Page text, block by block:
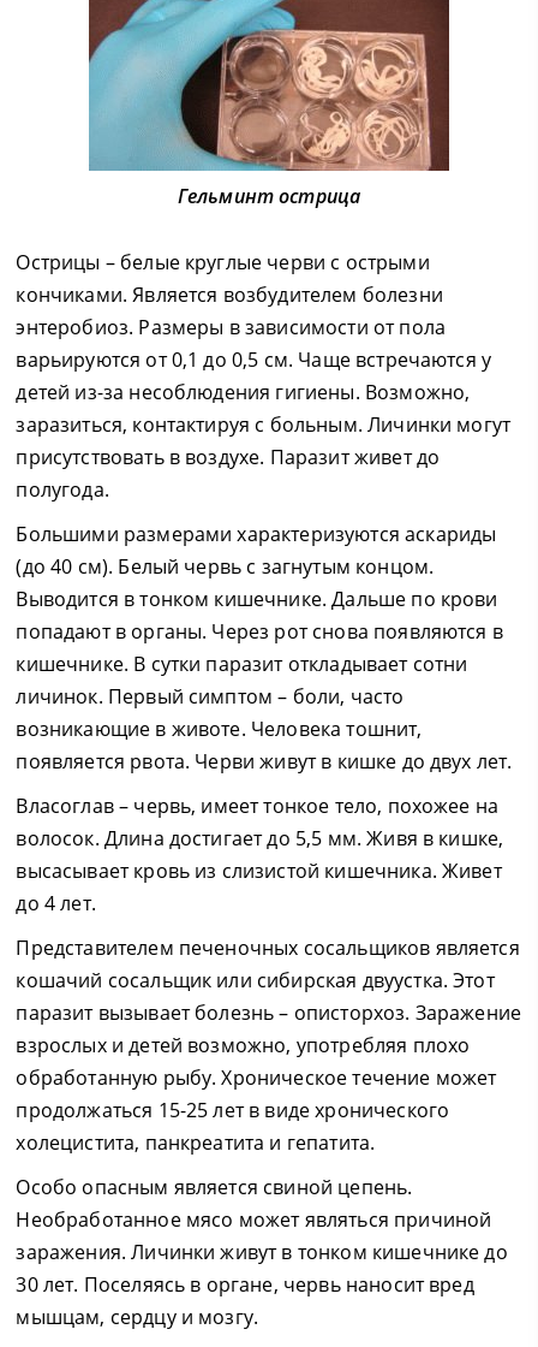
Гельминт острица
Острицы – белые круглые черви с острыми
кончиками. Является возбудителем болезни
энтеробиоз. Размеры в зависимости от пола
варьируются от 0,1 до 0,5 см. Чаще встречаются у
детей из-за несоблюдения гигиены. Возможно,
заразиться, контактируя с больным. Личинки могут
присутствовать в воздухе. Паразит живет до
полугода.
Большими размерами характеризуются аскариды
(до 40 см). Белый червь с загнутым концом.
Выводится в тонком кишечнике. Дальше по крови
попадают в органы. Через рот снова появляются в
кишечнике. В сутки паразит откладывает сотни
личинок. Первый симптом – боли, часто
возникающие в животе. Человека тошнит,
появляется рвота. Черви живут в кишке до двух лет.
Власоглав – червь, имеет тонкое тело, похожее на
волосок. Длина достигает до 5,5 мм. Живя в кишке,
высасывает кровь из слизистой кишечника. Живет
до 4 лет.
Представителем печеночных сосальщиков является
кошачий сосальщик или сибирская двуустка. Этот
паразит вызывает болезнь – описторхоз. Заражение
взрослых и детей возможно, употребляя плохо
обработанную рыбу. Хроническое течение может
продолжаться 15-25 лет в виде хронического
холецистита, панкреатита и гепатита.
Особо опасным является свиной цепень.
Необработанное мясо может являться причиной
заражения. Личинки живут в тонком кишечнике до
30 лет. Поселяясь в органе, червь наносит вред
мышцам, сердцу и мозгу.